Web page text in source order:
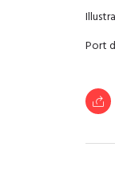
Port